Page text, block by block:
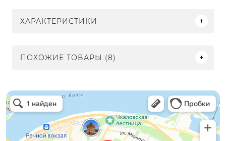
ХАРАКТЕРИСТИКИ
ПОХОЖИЕ ТОВАРЫ (8)
Электрон
Светильники в Нижнем Новгороде
Электротехническая продукция в Нижнем Новгороде